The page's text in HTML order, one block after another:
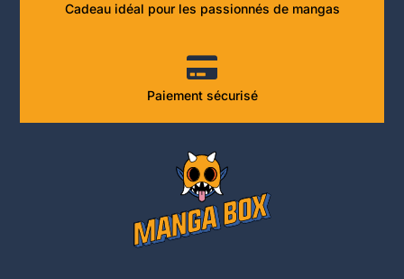
Cadeau idéal pour les passionnés de mangas
Paiement sécurisé